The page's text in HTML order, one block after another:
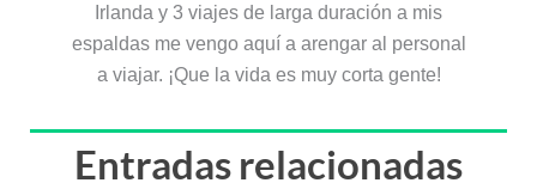
Irlanda y 3 viajes de larga duración a mis
espaldas me vengo aquí a arengar al personal
a viajar. ¡Que la vida es muy corta gente!
Entradas relacionadas